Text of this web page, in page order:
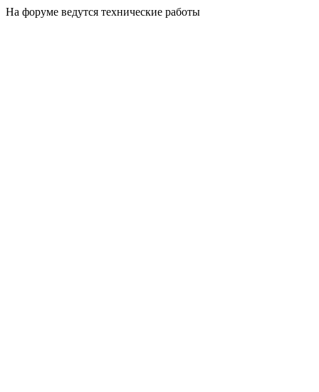
На форуме ведутся технические работы